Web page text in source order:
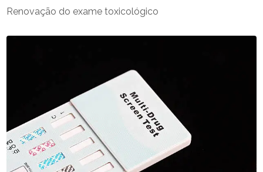
Renovação do exame toxicológico